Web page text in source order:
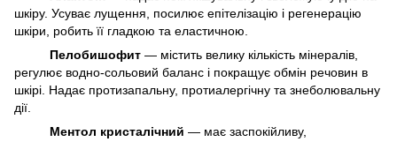
шкіру. Усуває лущення, посилює епітелізацію і регенерацію
шкіри, робить її гладкою та еластичною.
Пелобишофит — містить велику кількість мінералів,
регулює водно-сольовий баланс і покращує обмін речовин в
шкірі. Надає протизапальну, протиалергічну та знеболювальну
дії.
Ментол кристалічний — має заспокійливу,